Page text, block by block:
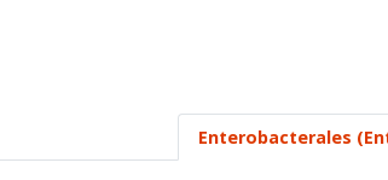
Enterobacterales